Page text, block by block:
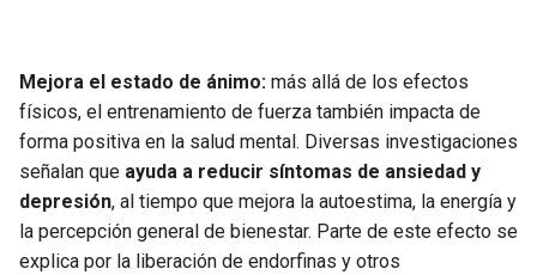
Mejora el estado de ánimo: más allá de los efectos
físicos, el entrenamiento de fuerza también impacta de
forma positiva en la salud mental. Diversas investigaciones
señalan que ayuda a reducir síntomas de ansiedad y
depresión, al tiempo que mejora la autoestima, la energía y
la percepción general de bienestar. Parte de este efecto se
explica por la liberación de endorfinas y otros